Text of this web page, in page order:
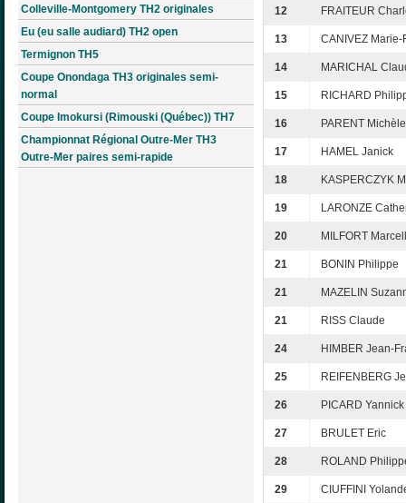
Colleville-Montgomery TH2 originales
Eu (eu salle audiard) TH2 open
Termignon TH5
Coupe Onondaga TH3 originales semi-
normal
Coupe Imokursi (Rimouski (Québec)) TH7
Championnat Régional Outre-Mer TH3
Outre-Mer paires semi-rapide
12 FRAITEUR
13 CANIVEZ Marie-
14 MARICHAL
15 RICHARD
16 PARENT Michèle
17 HAMEL Janick
18 KASPERCZYK
19 LARONZE
20 MILFORT
21 BONIN Philippe
21 MAZELIN
21 RISS Claude
24 HIMBER Jean-
25 REIFENBERG
26 PICARD Yannick
27 BRULET Eric
28 ROLAND
29 CIUFFINI